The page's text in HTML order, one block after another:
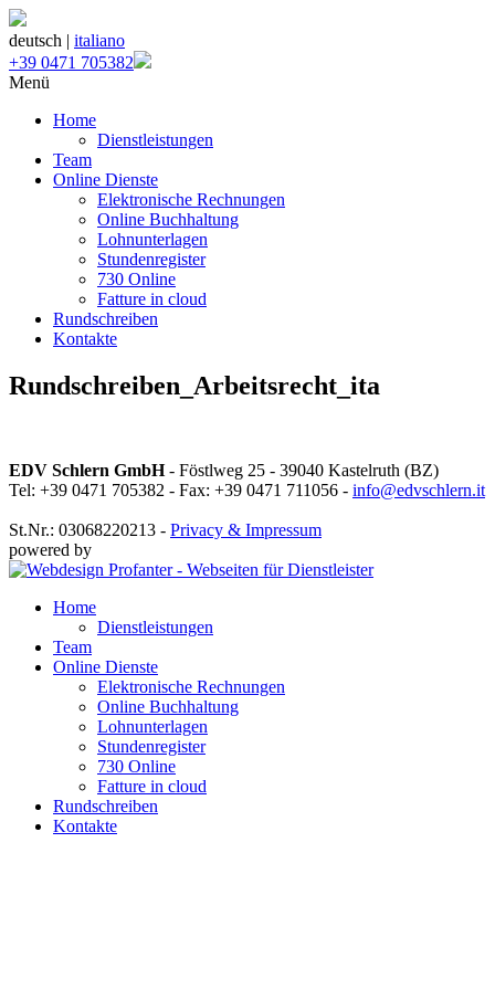
deutsch | italiano
+39 0471 705382
Menü
Home
Dienstleistungen
Team
Online Dienste
Elektronische Rechnungen
Online Buchhaltung
Lohnunterlagen
Stundenregister
730 Online
Fatture in cloud
Rundschreiben
Kontakte
Rundschreiben_Arbeitsrecht_ita
EDV Schlern GmbH- Föstlweg 25 - 39040 Kastelruth (BZ)
Tel: +39 0471 705382 - Fax: +39 0471 711056 - info@edvschlern.it
St.Nr.: 03068220213 - Privacy & Impressum
powered by
Home
Dienstleistungen
Team
Online Dienste
Elektronische Rechnungen
Online Buchhaltung
Lohnunterlagen
Stundenregister
730 Online
Fatture in cloud
Rundschreiben
Kontakte